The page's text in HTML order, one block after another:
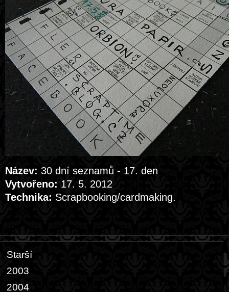
Název: 30 dní seznamů - 17. den
Vytvořeno: 17. 5. 2012
Technika: Scrapbooking/cardmaking.
Starší
2003
2004